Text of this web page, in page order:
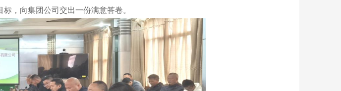
，向集团公司交出一份满意答卷。